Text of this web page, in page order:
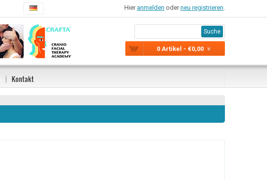
0 Artikel - €0,00
Suche
Hier anmelden oderneu registrieren.
Kontakt